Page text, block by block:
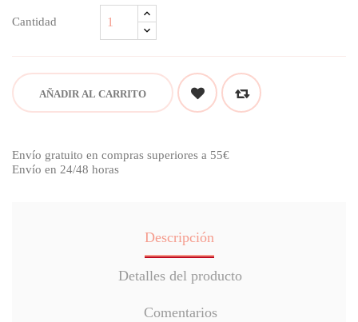
Cantidad
AÑADIR AL CARRITO
Envío gratuito en compras superiores a 55€
Envío en 24/48 horas
Descripción
Detalles del producto
Comentarios